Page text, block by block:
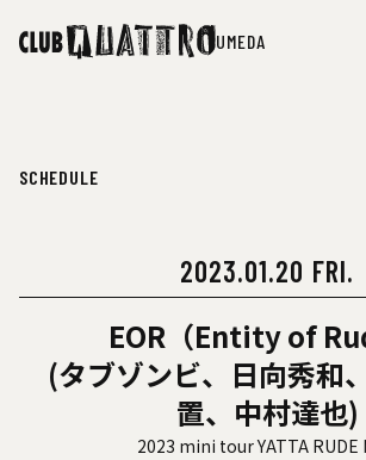
UMEDA
SCHEDULE
2023.01.20 FRI.
EOR（Entity of
(タブゾンビ、日向秀和
置、中村達也)
2023 mini tour YATTA RUDE